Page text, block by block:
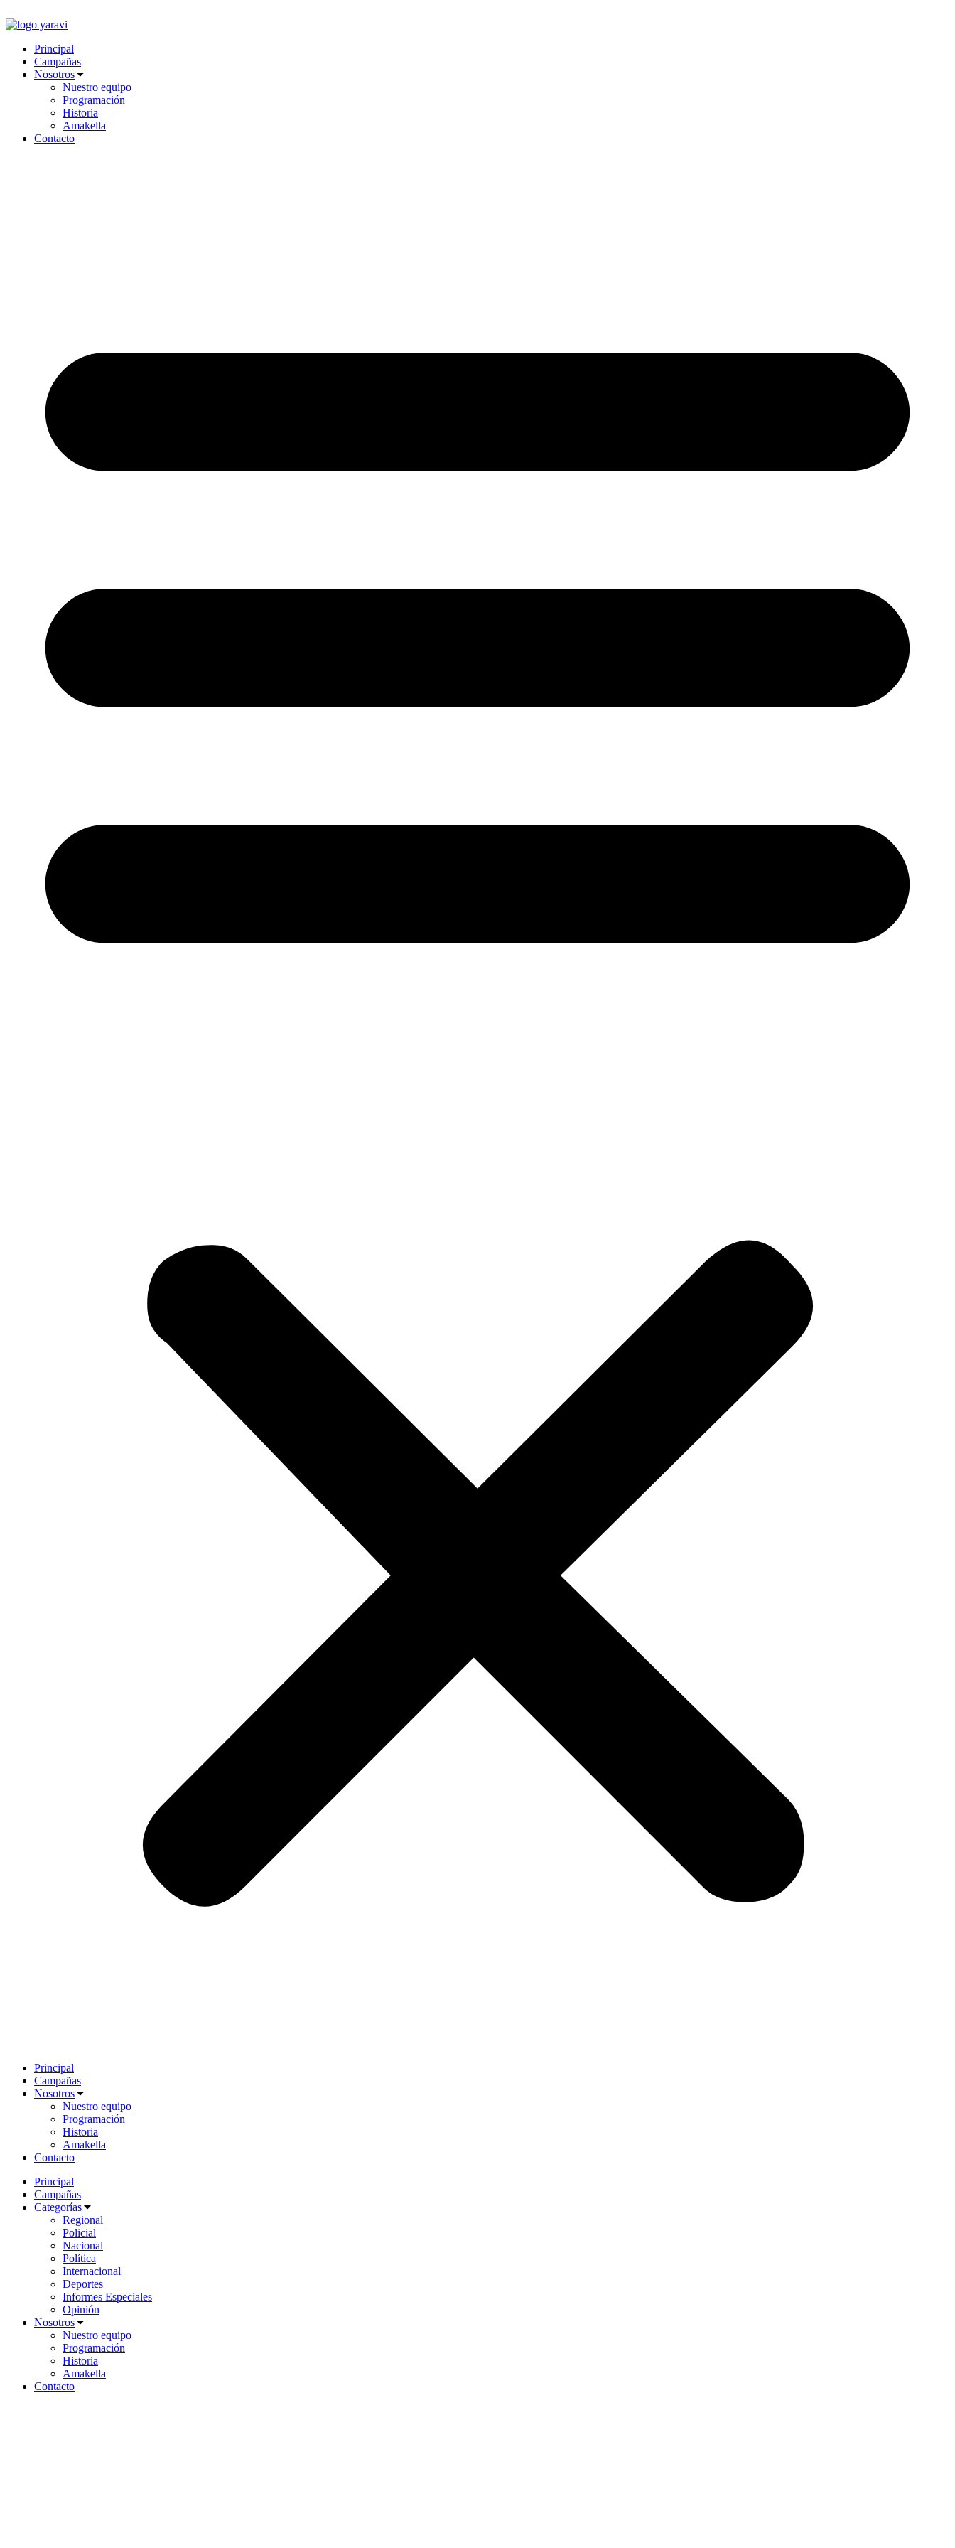
al
Principal
Campañas
Nosotros
Nuestro equipo
Programación
Historia
Amakella
Contacto
Principal
Campañas
Nosotros
Nuestro equipo
Programación
Historia
Amakella
Contacto
Principal
Campañas
Categorías
Regional
Policial
Nacional
Política
Internacional
Deportes
Informes Especiales
Opinión
Nosotros
Nuestro equipo
Programación
Historia
Amakella
Contacto